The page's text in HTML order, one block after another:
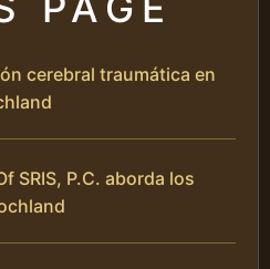
cerebral traumática en
SRIS, P.C. aborda los